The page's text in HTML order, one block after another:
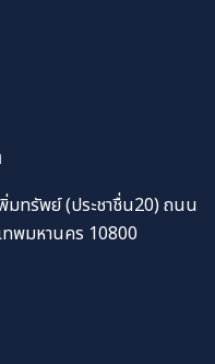
มทรัพย์ (ประชาชื่น20) ถนน
ทพมหานคร 10800